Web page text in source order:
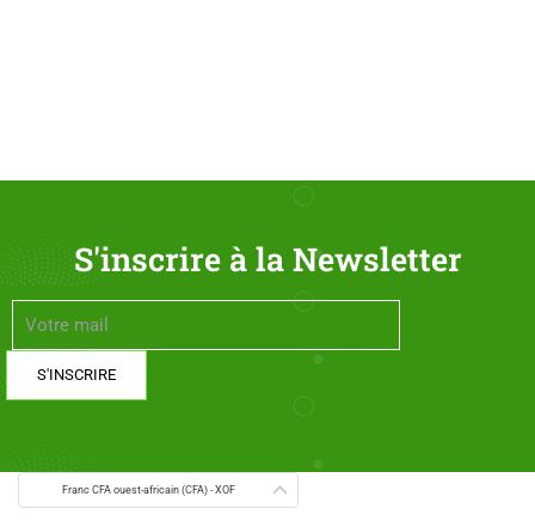
S'inscrire à la Newsletter
Franc CFA ouest-africain (CFA) - XOF